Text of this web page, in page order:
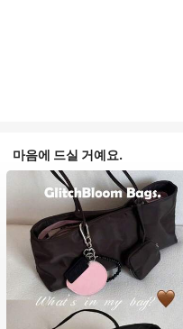
마음에 드실 거예요.